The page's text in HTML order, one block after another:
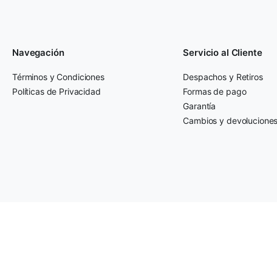
Navegación
Términos y Condiciones
Políticas de Privacidad
Servicio al Cliente
Despachos y Retiros
Formas de pago
Garantía
Cambios y